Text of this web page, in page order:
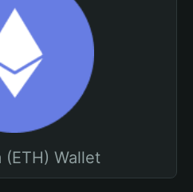
(ETH) Wallet